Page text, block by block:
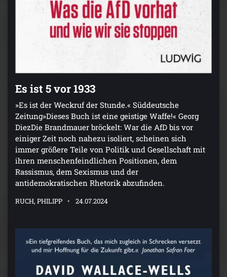
Es ist 5 vor 1933
»Es ist der Weckruf der Stunde.« Süddeutsche
Zeitung»Dieses Buch ist eine geistige Waffe!« Georg
DiezDie Brandmauer bröckelt: War die AfD bis vor
einiger Zeit noch nahezu isoliert, scheinen sich
immer größere Teile von Politik und Gesellschaft mit
ihren menschenfeindlichen Positionen, dem
Rassismus, dem Sexismus und der
antidemokratischen Rhetorik abzufinden.
RUCH, PHILIPP 24.07.2024